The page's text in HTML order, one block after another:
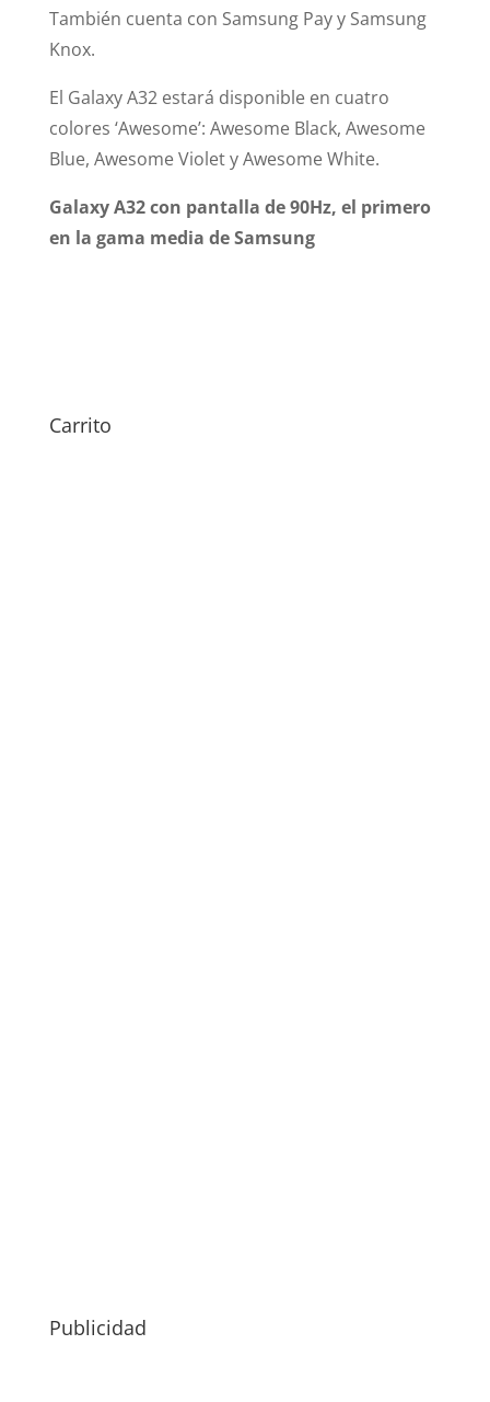
También cuenta con Samsung Pay y Samsung
Knox.
El Galaxy A32 estará disponible en cuatro
colores ‘Awesome’: Awesome Black, Awesome
Blue, Awesome Violet y Awesome White.
Galaxy A32 con pantalla de 90Hz, el primero
en la gama media de Samsung
Carrito
Publicidad